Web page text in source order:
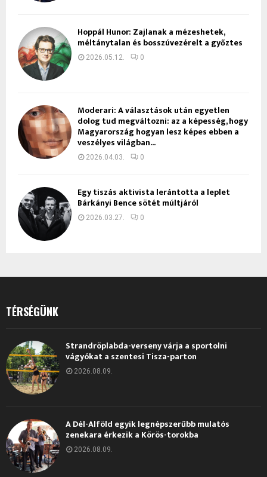
Hoppál Hunor: Zajlanak a mézeshetek,
méltánytalan és bosszúvezérelt a győztes
2026.05.12. 0
Moderari: A választások után egyetlen
dolog tud megváltozni: az a képesség, hogy
Magyarország hogyan lesz képes ebben a
veszélyes világban...
2026.04.03. 0
Egy tiszás aktivista lerántotta a leplet
Bárkányi Bence sötét múltjáról
2026.03.27. 0
TÉRSÉGÜNK
Strandröplabda-verseny várja a sportolni
vágyókat a szentesi Tisza-parton
2026.08.09.
A Dél-Alföld egyik legnépszerűbb mulatós
zenekara érkezik a Körös-torokba
2026.08.09.